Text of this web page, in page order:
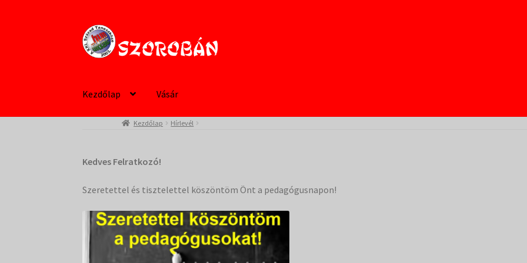
Ugrás
a
navigációhoz
Kilépés
a
tartalomba
Kezdőlap Vásár
Kezdőlap Hírlevél
Kedves Felratkozó!
Szeretettel és tisztelettel köszöntöm Önt a pedagógusnapon!